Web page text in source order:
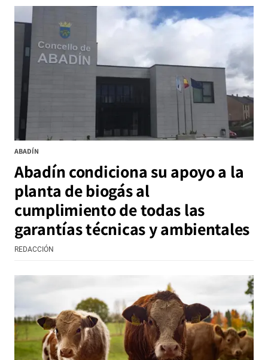
ABADÍN
Abadín condiciona su apoyo a la
planta de biogás al
cumplimiento de todas las
garantías técnicas y ambientales
REDACCIÓN